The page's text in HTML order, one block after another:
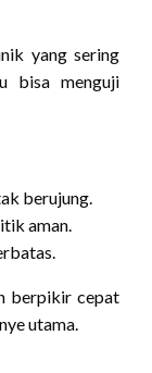
yang sering
bisa menguji
berujung.
aman.
berpikir cepat
utama.